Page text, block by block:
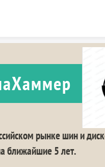
рынке шин и
ближайшие 5 лет.